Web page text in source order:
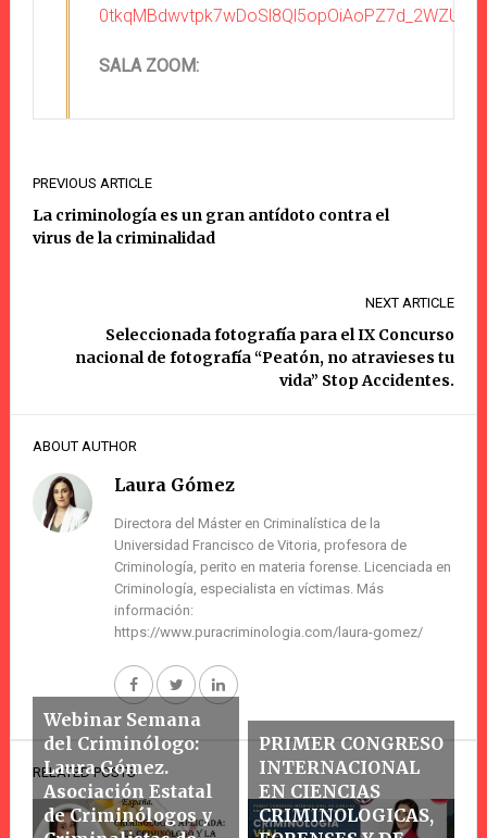
SALA ZOOM:
PREVIOUS ARTICLE
La criminología es un gran antídoto contra el
virus de la criminalidad
NEXT ARTICLE
Seleccionada fotografía para el IX Concurso
nacional de fotografía “Peatón, no atravieses tu
vida” Stop Accidentes.
ABOUT AUTHOR
Laura Gómez
Directora del Máster en Criminalística de la
Universidad Francisco de Vitoria, profesora de
Criminología, perito en materia forense. Licenciada en
Criminología, especialista en víctimas. Más
información:
https://www.puracriminologia.com/laura-gomez/
RELATED POSTS
Webinar Semana
del Criminólogo:
Laura Gómez.
Asociación Estatal
de Criminólogos y
PRIMER CONGRESO
INTERNACIONAL
EN CIENCIAS
CRIMINOLOGICAS,